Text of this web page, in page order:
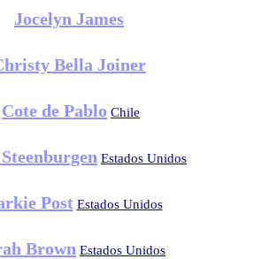
Jocelyn James
Bella Joiner
Cote de Pablo Chile
Estados Unidos
Post Estados Unidos
Brown Estados Unidos